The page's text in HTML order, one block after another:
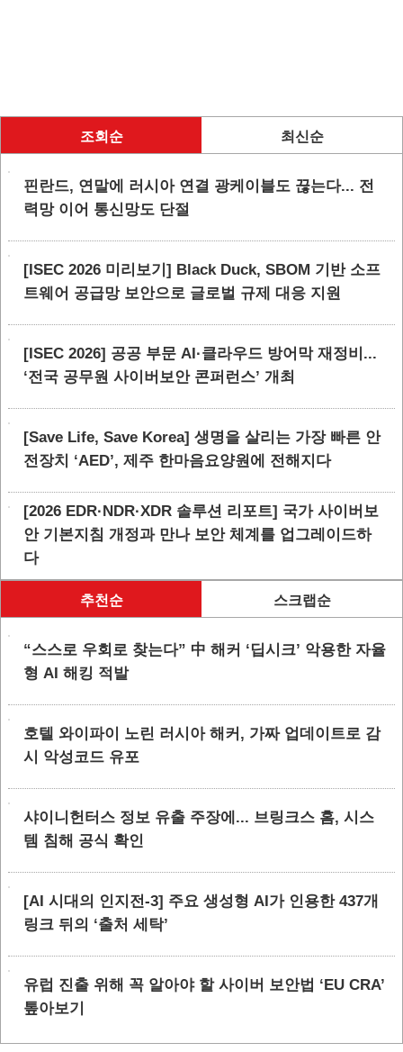
조회순 최신순
핀란드, 연말에 러시아 연결 광케이블도 끊는다... 전
력망 이어 통신망도 단절
[ISEC 2026 미리보기] Black Duck, SBOM 기반 소프
트웨어 공급망 보안으로 글로벌 규제 대응 지원
[ISEC 2026] 공공 부문 AI·클라우드 방어막 재정비...
‘전국 공무원 사이버보안 콘퍼런스’ 개최
[Save Life, Save Korea] 생명을 살리는 가장 빠른 안
전장치 ‘AED’, 제주 한마음요양원에 전해지다
[2026 EDR·NDR·XDR 솔루션 리포트] 국가 사이버보
안 기본지침 개정과 만나 보안 체계를 업그레이드하
다
추천순 스크랩순
“스스로 우회로 찾는다” 中 해커 ‘딥시크’ 악용한 자율
형 AI 해킹 적발
호텔 와이파이 노린 러시아 해커, 가짜 업데이트로 감
시 악성코드 유포
샤이니헌터스 정보 유출 주장에... 브링크스 홈, 시스
템 침해 공식 확인
[AI 시대의 인지전-3] 주요 생성형 AI가 인용한 437개
링크 뒤의 ‘출처 세탁’
유럽 진출 위해 꼭 알아야 할 사이버 보안법 ‘EU CRA’
톺아보기